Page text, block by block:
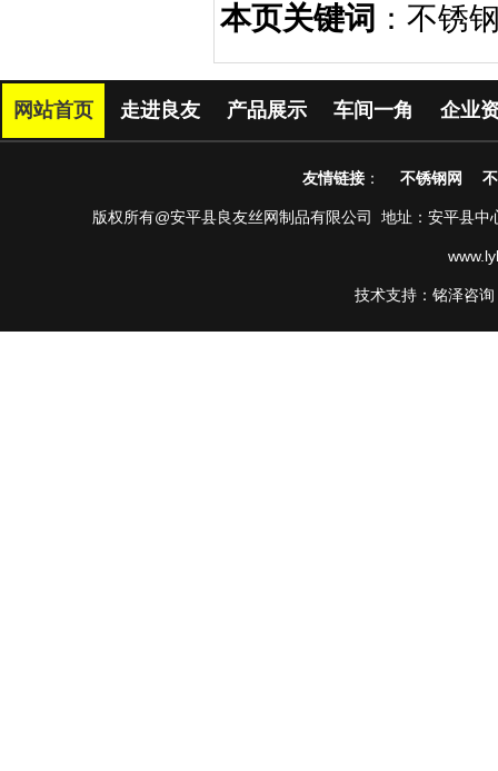
本页关键词 ：不锈
网站首页 走进良友 产品展示 车间一角 企业
友情链接 ： 不锈钢网
版权所有@安平县良友丝网制品有限公司 地址：安平县
技术支持：铭泽咨